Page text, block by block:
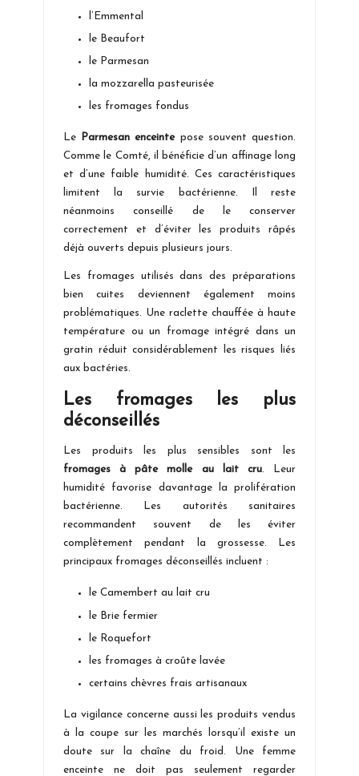
l’Emmental
le Beaufort
le Parmesan
la mozzarella pasteurisée
les fromages fondus
Le Parmesan enceintepose souvent question.
Comme le Comté, il bénéficie d’un affinage long
et d’une faible humidité. Ces caractéristiques
limitent la survie bactérienne. Il reste
néanmoins conseillé de le conserver
correctement et d’éviter les produits râpés
déjà ouverts depuis plusieurs jours.
Les fromages utilisés dans des préparations
bien cuites deviennent également moins
problématiques. Une raclette chauffée à haute
température ou un fromage intégré dans un
gratin réduit considérablement les risques liés
aux bactéries.
Les fromages les plus
déconseillés
Les produits les plus sensibles sont les
fromages à pâte molle au lait cru. Leur
humidité favorise davantage la prolifération
bactérienne. Les autorités sanitaires
recommandent souvent de les éviter
complètement pendant la grossesse. Les
principaux fromages déconseillés incluent :
le Camembert au lait cru
le Brie fermier
le Roquefort
les fromages à croûte lavée
certains chèvres frais artisanaux
La vigilance concerne aussi les produits vendus
à la coupe sur les marchés lorsqu’il existe un
doute sur la chaîne du froid. Une femme
enceinte ne doit pas seulement regarder